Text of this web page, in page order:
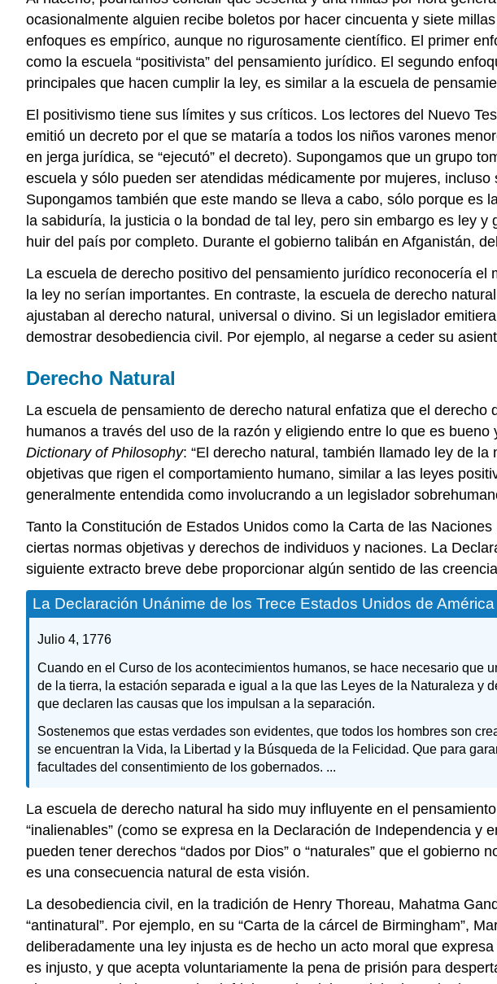
ocasionalmente alguien recibe boletos por hacer cincuenta y siete
enfoques es empírico, aunque no rigurosamente científico. El primer
como la escuela “positivista” del pensamiento jurídico. El segundo
principales que hacen cumplir la ley, es similar a la escuela de
El positivismo tiene sus límites y sus críticos. Los lectores del Nuevo
emitió un decreto por el que se mataría a todos los niños varones
en jerga jurídica, se “ejecutó” el decreto). Supongamos que un grupo
escuela y sólo pueden ser atendidas médicamente por mujeres,
Supongamos también que este mando se lleva a cabo, sólo porque
la sabiduría, la justicia o la bondad de tal ley, pero sin embargo es ley
huir del país por completo. Durante el gobierno talibán en Afganistán,
La escuela de derecho positivo del pensamiento jurídico reconocería
la ley no serían importantes. En contraste, la escuela de derecho
ajustaban al derecho natural, universal o divino. Si un legislador
demostrar desobediencia civil. Por ejemplo, al negarse a ceder su
Derecho Natural
La escuela de pensamiento de derecho natural enfatiza que el
humanos a través del uso de la razón y eligiendo entre lo que es
Dictionary of Philosophy: “El derecho natural, también llamado ley de
objetivas que rigen el comportamiento humano, similar a las leyes
generalmente entendida como involucrando a un legislador
Tanto la Constitución de Estados Unidos como la Carta de las
ciertas normas objetivas y derechos de individuos y naciones. La
siguiente extracto breve debe proporcionar algún sentido de las
La Declaración Unánime de los Trece Estados Unidos de América
Julio 4, 1776
Cuando en el Curso de los acontecimientos humanos, se hace necesario que
de la tierra, la estación separada e igual a la que las Leyes de la Naturaleza
que declaren las causas que los impulsan a la separación.
Sostenemos que estas verdades son evidentes, que todos los hombres son
se encuentran la Vida, la Libertad y la Búsqueda de la Felicidad. Que para
facultades del consentimiento de los gobernados. ...
La escuela de derecho natural ha sido muy influyente en el
“inalienables” (como se expresa en la Declaración de Independencia
pueden tener derechos “dados por Dios” o “naturales” que el
es una consecuencia natural de esta visión.
La desobediencia civil, en la tradición de Henry Thoreau, Mahatma
“antinatural”. Por ejemplo, en su “Carta de la cárcel de Birmingham”,
deliberadamente una ley injusta es de hecho un acto moral que
es injusto, y que acepta voluntariamente la pena de prisión para